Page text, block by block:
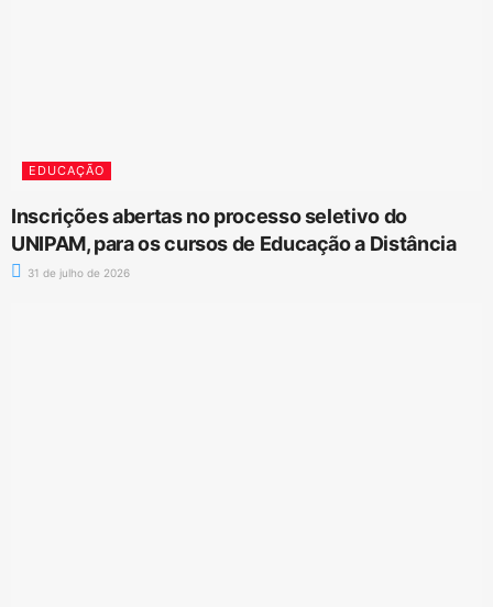
EDUCAÇÃO
Inscrições abertas no processo seletivo do
UNIPAM, para os cursos de Educação a Distância
31 de julho de 2026